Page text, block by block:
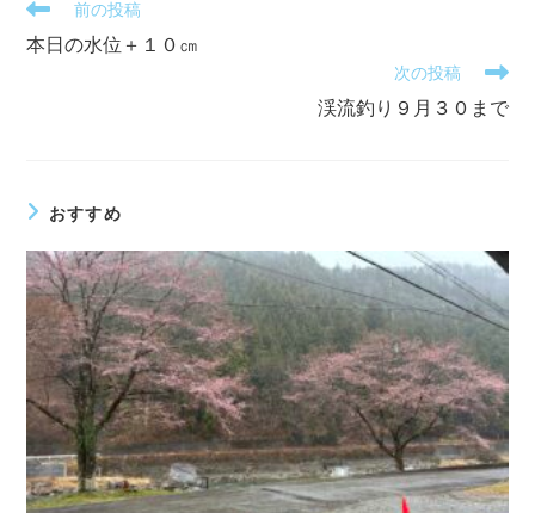
そ
の
他
前の投稿
本日の水位＋１０㎝
次の投稿
渓流釣り９月３０まで
おすすめ